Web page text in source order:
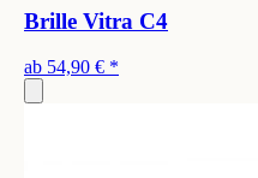
Brille Vitra C4
ab 54,90 € *